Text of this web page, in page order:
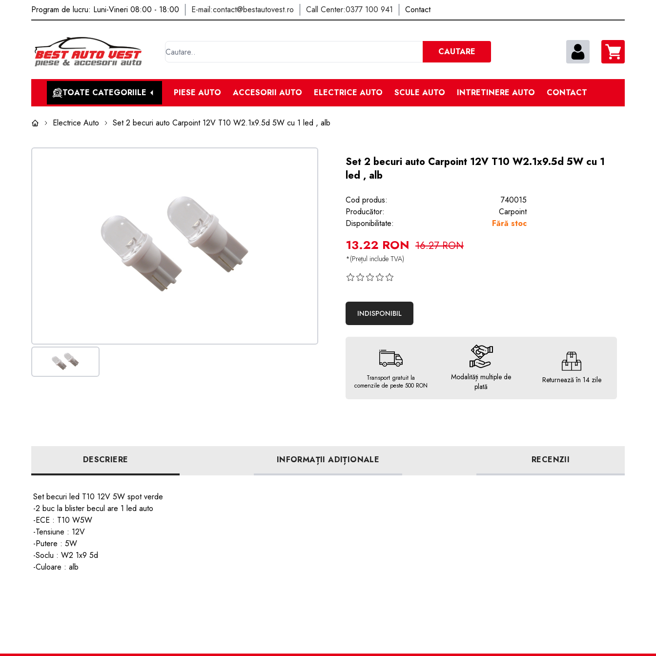
Program de lucru: Luni-Vineri 08:00 - 18:00 E-mail:contact@bestautovest.ro Call Center:0377 100 941 Contact
Cautare
CAUTARE
TOATE CATEGORIILE PIESE AUTO ACCESORII AUTO ELECTRICE AUTO SCULE AUTO INTRETINERE AUTO CONTACT
Electrice Auto Set 2 becuri auto Carpoint 12V T10 W2.1x9.5d 5W cu 1 led , alb
Set 2 becuri auto Carpoint 12V T10 W2.1x9.5d 5W cu 1
led , alb
Cod produs:
740015
Producător:
Carpoint
Disponibilitate:
Fără stoc
13.22 RON 16.27 RON
*(Prețul include TVA)
INDISPONIBIL
Transport gratuit la
comenzile de peste 500 RON
Modalități multiple de
plată
Returnează în 14 zile
DESCRIERE INFORMAȚII ADIȚIONALE RECENZII
Set becuri led T10 12V 5W spot verde
-2 buc la blister becul are 1 led auto
-ECE : T10 W5W
-Tensiune : 12V
-Putere : 5W
-Soclu : W2 1x9 5d
-Culoare : alb